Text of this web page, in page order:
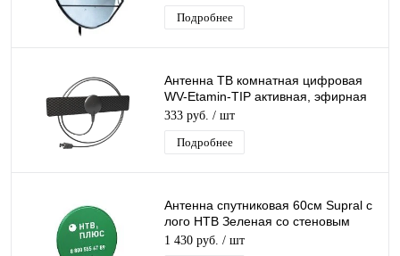
Подробнее
Антенна ТВ комнатная цифровая
WV-Etamin-TIP активная, эфирная
для DVB-T2 телевидения
333 руб. / шт
Подробнее
Антенна спутниковая 60см Supral с
лого НТВ Зеленая со стеновым
кронштейном
1 430 руб. / шт